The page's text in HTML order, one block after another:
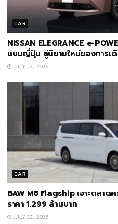
CAR
NISSAN ELEGRANCE e-
แบบญี่ปุ่น สู่นิยามใหม่ของการเ
JULY 22, 2026
CAR
BAW M8 Flagship เจาะตลาด
ราคา 1.299 ล้านบาท
JULY 22, 2026